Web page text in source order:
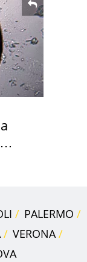
PALERMO
VERONA